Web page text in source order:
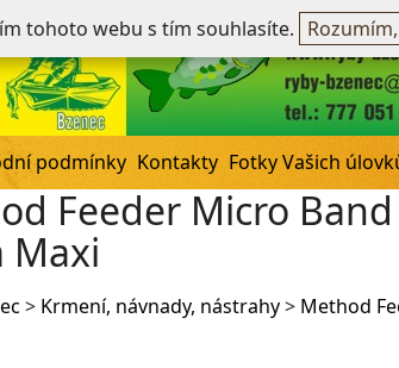
podmínky Kontakty Fotky Vašich
Feeder Micro
Maxi
> Krmení, návnady, nástrahy> Method
tohoto webu s tím souhlasíte.